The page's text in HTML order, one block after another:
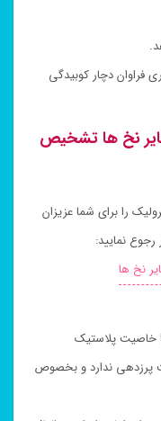
فراوان دچار کوبیدگی
نخ ها تشخیص
را برای شما عزیزان
رجوع نمایید:
نخ ها
خاصیت پلاستیک
پرزدهی ندارد و بخصوص